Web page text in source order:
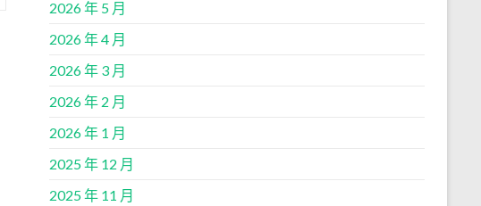
2026 年 5 月
2026 年 4 月
2026 年 3 月
2026 年 2 月
2026 年 1 月
2025 年 12 月
2025 年 11 月